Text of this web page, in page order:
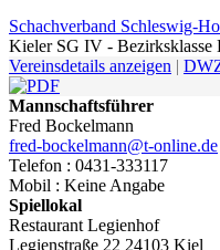
Schachverband Schleswig-
Kieler SG IV - Bezirksklasse
Vereinsdetails anzeigen |
Mannschaftsführer
Fred Bockelmann
fred-bockelmann@t-online.de
Telefon : 0431-333117
Mobil : Keine Angabe
Spiellokal
Restaurant Legienhof
Legienstraße 22 24103 Kiel